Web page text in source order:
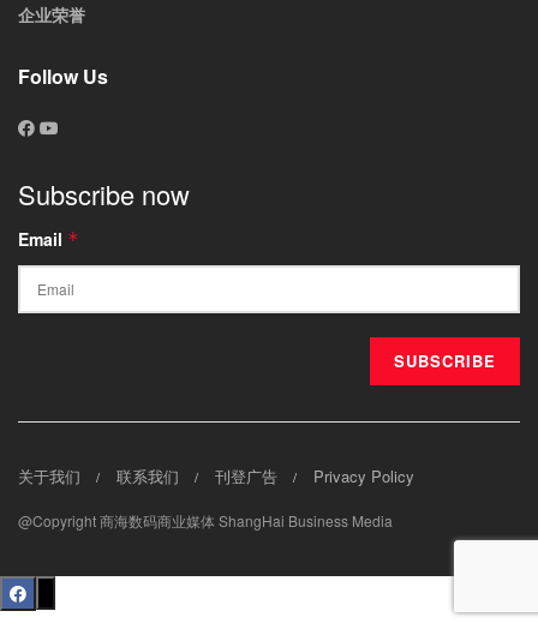
企业荣誉
Follow Us
Subscribe now
Email *
关于我们 联系我们 刊登广告 Privacy Policy
@Copyright 商海数码商业媒体 ShangHai Business Media